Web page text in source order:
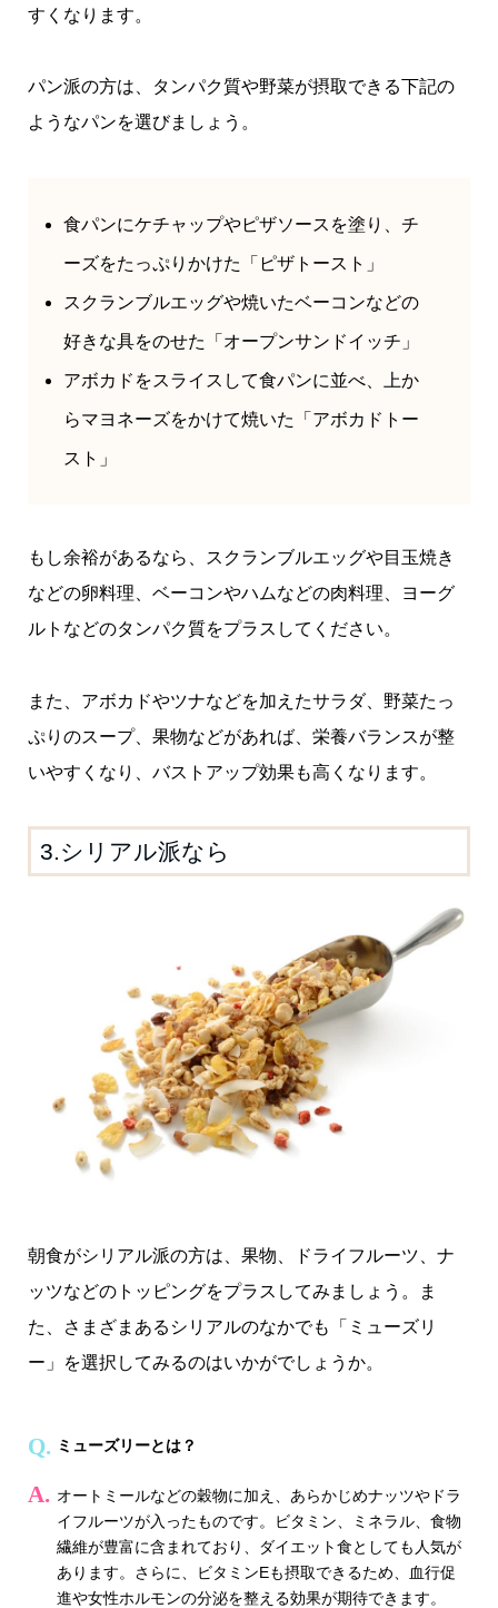
すくなります。
パン派の方は、タンパク質や野菜が摂取できる下記の
ようなパンを選びましょう。
食パンにケチャップやピザソースを塗り、チ
ーズをたっぷりかけた「ピザトースト」
スクランブルエッグや焼いたベーコンなどの
好きな具をのせた「オープンサンドイッチ」
アボカドをスライスして食パンに並べ、上か
らマヨネーズをかけて焼いた「アボカドトー
スト」
もし余裕があるなら、スクランブルエッグや目玉焼き
などの卵料理、ベーコンやハムなどの肉料理、ヨーグ
ルトなどのタンパク質をプラスしてください。
また、アボカドやツナなどを加えたサラダ、野菜たっ
ぷりのスープ、果物などがあれば、栄養バランスが整
いやすくなり、バストアップ効果も高くなります。
3.シリアル派なら
朝食がシリアル派の方は、果物、ドライフルーツ、ナ
ッツなどのトッピングをプラスしてみましょう。ま
た、さまざまあるシリアルのなかでも「ミューズリ
ー」を選択してみるのはいかがでしょうか。
ミューズリーとは？
オートミールなどの穀物に加え、あらかじめナッツやドラ
イフルーツが入ったものです。ビタミン、ミネラル、食物
繊維が豊富に含まれており、ダイエット食としても人気が
あります。さらに、ビタミンEも摂取できるため、血行促
進や女性ホルモンの分泌を整える効果が期待できます。